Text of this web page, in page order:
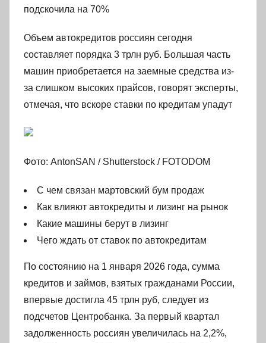
подскочила на 70%
Объем автокредитов россиян сегодня
составляет порядка 3 трлн руб. Большая часть
машин приобретается на заемные средства из-
за слишком высоких прайсов, говорят эксперты,
отмечая, что вскоре ставки по кредитам упадут
Фото: AntonSAN / Shutterstock / FOTODOM
С чем связан мартовский бум продаж
Как влияют автокредиты и лизинг на рынок
Какие машины берут в лизинг
Чего ждать от ставок по автокредитам
По состоянию на 1 января 2026 года, сумма
кредитов и займов, взятых гражданами России,
впервые достигла 45 трлн руб, следует из
подсчетов Центробанка. За первый квартал
задолженность россиян увеличилась на 2,2%,